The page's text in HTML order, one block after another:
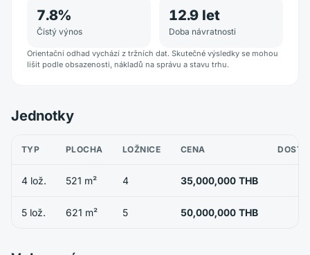
7.8%
Čistý výnos
12.9 let
Doba návratnosti
Orientační odhad vychází z tržních dat. Skutečné výsledky se mohou
lišit podle obsazenosti, nákladů na správu a stavu trhu.
Jednotky
TYP PLOCHA LOŽNICE CENA
4 lož. 521 m² 4 35,000,000 THB
5 lož. 621 m² 5 50,000,000 THB